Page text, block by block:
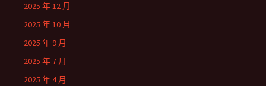
2025 年 12 月
2025 年 10 月
2025 年 9 月
2025 年 7 月
2025 年 4 月